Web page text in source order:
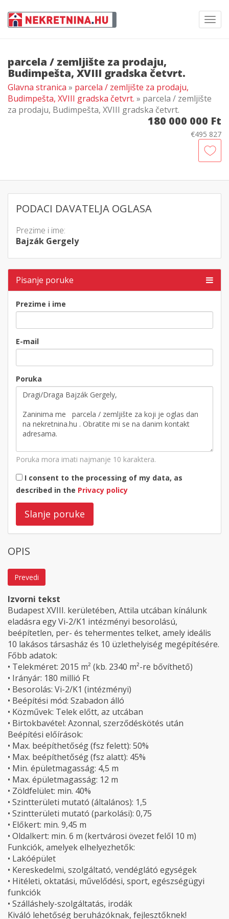
parcela / zemljište za prodaju,
Budimpešta, XVIII gradska četvrt.
Glavna stranica » parcela / zemljište za prodaju,
Budimpešta, XVIII gradska četvrt. » parcela / zemljište
za prodaju, Budimpešta, XVIII gradska četvrt.
180 000 000 Ft
€495 827
PODACI DAVATELJA OGLASA
Prezime i ime:
Bajzák Gergely
Pisanje poruke
Prezime i ime
E-mail
Poruka
Poruka mora imati najmanje 10 karaktera.
I consent to the processing of my data, as
described in the Privacy policy
Slanje poruke
OPIS
Prevedi
Izvorni tekst
Budapest XVIII. kerületében, Attila utcában kínálunk
eladásra egy Vi-2/K1 intézményi besorolású,
beépítetlen, per- és tehermentes telket, amely ideális
10 lakásos társasház és 10 üzlethelyiség megépítésére.
Főbb adatok:
• Telekméret: 2015 m² (kb. 2340 m²-re bővíthető)
• Irányár: 180 millió Ft
• Besorolás: Vi-2/K1 (intézményi)
• Beépítési mód: Szabadon álló
• Közművek: Telek előtt, az utcában
• Birtokbavétel: Azonnal, szerződéskötés után
Beépítési előírások:
• Max. beépíthetőség (fsz felett): 50%
• Max. beépíthetőség (fsz alatt): 45%
• Min. épületmagasság: 4,5 m
• Max. épületmagasság: 12 m
• Zöldfelület: min. 40%
• Szintterületi mutató (általános): 1,5
• Szintterületi mutató (parkolási): 0,75
• Előkert: min. 9,45 m
• Oldalkert: min. 6 m (kertvárosi övezet felől 10 m)
Funkciók, amelyek elhelyezhetők:
• Lakóépület
• Kereskedelmi, szolgáltató, vendéglátó egységek
• Hitéleti, oktatási, művelődési, sport, egészségügyi
funkciók
• Szálláshely-szolgáltatás, irodák
Kiváló lehetőség beruházóknak, fejlesztőknek!